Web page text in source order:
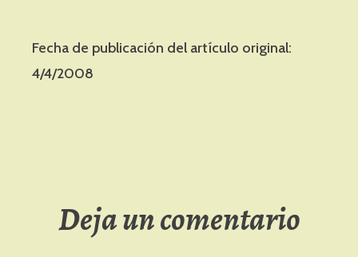
Fecha de publicación del artículo original:
4/4/2008
Deja un comentario